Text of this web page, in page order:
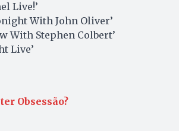
Live!’
With John Oliver’
With Stephen Colbert’
Live’
Obsessão?